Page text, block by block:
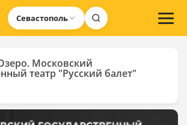
Севастополь
Московский
театр "Русский балет"